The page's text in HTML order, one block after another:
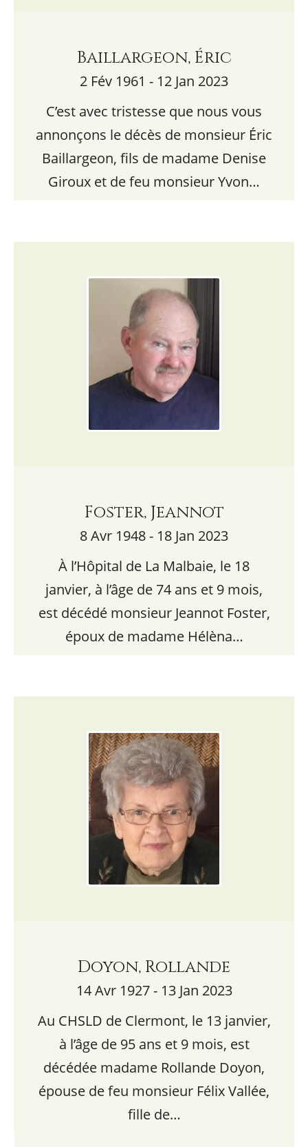
Baillargeon, Éric
2 Fév 1961 - 12 Jan 2023
C’est avec tristesse que nous vous
annonçons le décès de monsieur Éric
Baillargeon, fils de madame Denise
Giroux et de feu monsieur Yvon…
Foster, Jeannot
8 Avr 1948 - 18 Jan 2023
À l’Hôpital de La Malbaie, le 18
janvier, à l’âge de 74 ans et 9 mois,
est décédé monsieur Jeannot Foster,
époux de madame Hélèna…
Doyon, Rollande
14 Avr 1927 - 13 Jan 2023
Au CHSLD de Clermont, le 13 janvier,
à l’âge de 95 ans et 9 mois, est
décédée madame Rollande Doyon,
épouse de feu monsieur Félix Vallée,
fille de…